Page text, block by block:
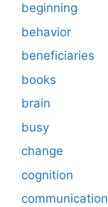
beginning
behavior
beneficiaries
books
brain
busy
change
cognition
communication